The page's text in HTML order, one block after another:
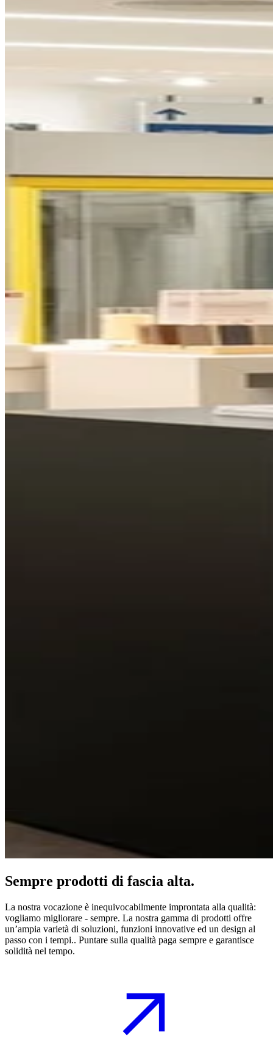
Sempre prodotti di fascia alta.
La nostra vocazione è inequivocabilmente improntata alla qualità:
vogliamo migliorare - sempre. La nostra gamma di prodotti offre
un’ampia varietà di soluzioni, funzioni innovative ed un design al
passo con i tempi.. Puntare sulla qualità paga sempre e garantisce
solidità nel tempo.